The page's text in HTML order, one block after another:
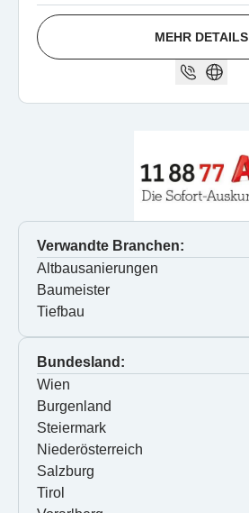
MEHR DETAILS
Verwandte Branchen:
Altbausanierungen
Baumeister
Tiefbau
Bundesland:
Wien
Burgenland
Steiermark
Niederösterreich
Salzburg
Tirol